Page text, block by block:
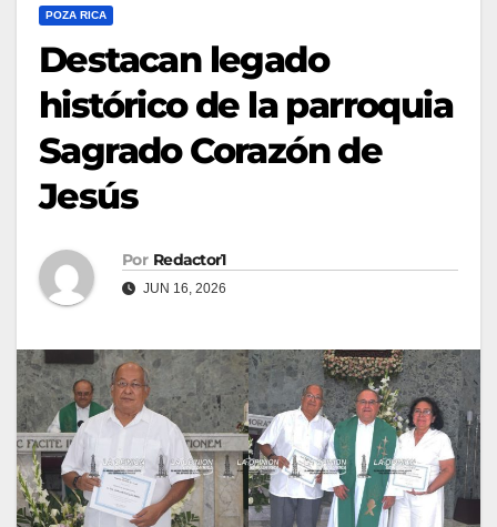
POZA RICA
Destacan legado
histórico de la parroquia
Sagrado Corazón de
Jesús
Por Redactor1
JUN 16, 2026